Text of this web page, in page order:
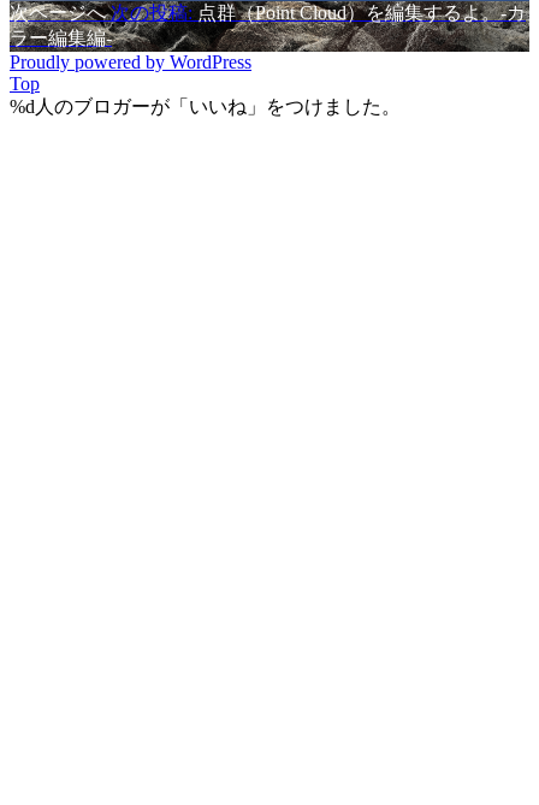
次ページへ 次の投稿: 点群（Point Cloud）を編集するよ。-カ
ラー編集編-
Proudly powered by WordPress
Top
%d 人のブロガーが「いいね」をつけました。